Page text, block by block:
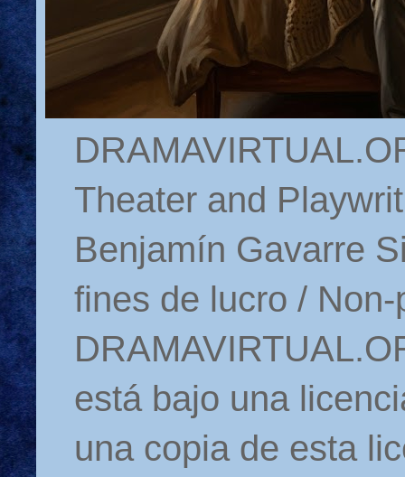
Theater and
Benjamín Gavarre
fines de lucro /
está bajo una
una copia de esta